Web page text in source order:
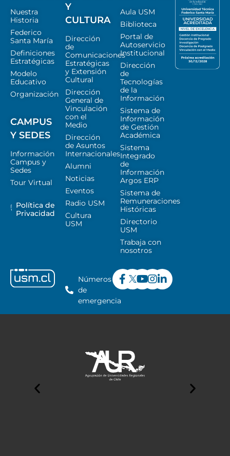
Nuestra
Historia
Federico
Santa María
Definiciones
Estratégicas
Modelo
Educativo
Organización
CAMPUS
Y SEDES
Información
Campus y
Sedes
Tour Virtual
Política de
Privacidad
Y
CULTURA
Dirección
de
Comunicaciones
Estratégicas
y Extensión
Cultural
Dirección
General de
Vinculación
con el
Medio
Dirección
de Asuntos
Internacionales
Alumni
Noticias
Eventos
Radio USM
Cultura
USM
Aula USM
Biblioteca
Portal de
Autoservicio
Institucional
Dirección
de
Tecnologías
de la
Información
Sistema de
Información
de Gestión
Académica
Sistema
Integrado
de
Información
Argos ERP
Sistema de
Remuneraciones
Históricas
Directorio
USM
Trabaja con
nosotros
Números
de
emergencia